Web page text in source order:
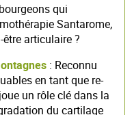
qui
Santarome,
articulaire ?
: Reconnu
en tant que re-
un rôle clé dans la
du cartilage